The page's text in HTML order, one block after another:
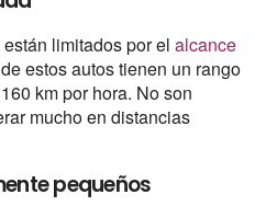
limitados por el alcance
estos autos tienen un rango
km por hora. No son
mucho en distancias
pequeños